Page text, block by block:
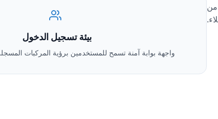
من
بيئة تسجيل الدخول
واجهة بوابة آمنة تسمح للمستخدمين برؤية المركبات